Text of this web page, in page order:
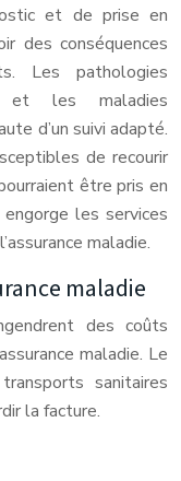
et de prise en
des conséquences
Les pathologies
et les maladies
d’un suivi adapté.
de recourir
être pris en
les services
maladie.
maladie
des coûts
maladie. Le
sanitaires
la facture.